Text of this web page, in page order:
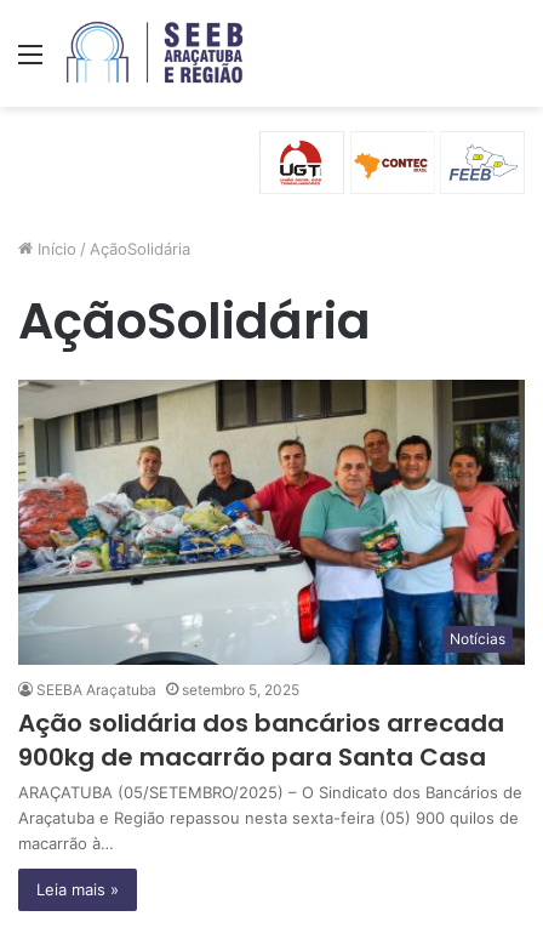
Menu
Início / AçãoSolidária
AçãoSolidária
Notícias
SEEBA Araçatuba setembro 5, 2025
Ação solidária dos bancários arrecada
900kg de macarrão para Santa Casa
ARAÇATUBA (05/SETEMBRO/2025) – O Sindicato dos Bancários de
Araçatuba e Região repassou nesta sexta-feira (05) 900 quilos de
macarrão à…
Leia mais »